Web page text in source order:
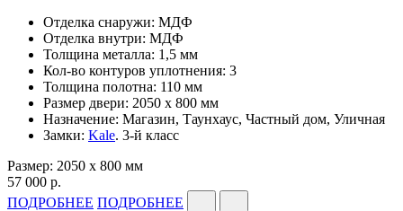
Отделка снаружи: МДФ
Отделка внутри: МДФ
Толщина металла: 1,5 мм
Кол-во контуров уплотнения: 3
Толщина полотна: 110 мм
Размер двери: 2050 x 800 мм
Назначение: Магазин, Таунхаус, Частный дом, Уличная
Замки: Kale. 3-й класс
Размер: 2050 x 800 мм
57 000 р.
ПОДРОБНЕЕ ПОДРОБНЕЕ